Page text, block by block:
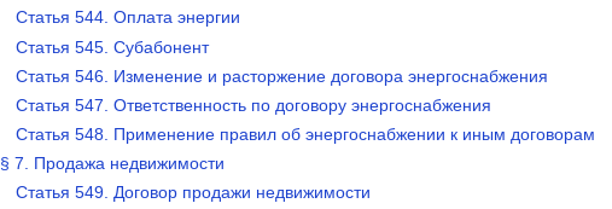
Статья 544. Оплата энергии
Статья 545. Субабонент
Статья 546. Изменение и расторжение договора энергоснабжения
Статья 547. Ответственность по договору энергоснабжения
Статья 548. Применение правил об энергоснабжении к иным договорам
§ 7. Продажа недвижимости
Статья 549. Договор продажи недвижимости